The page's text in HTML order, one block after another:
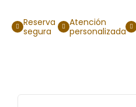
Reserva
segura
Atención
personalizada